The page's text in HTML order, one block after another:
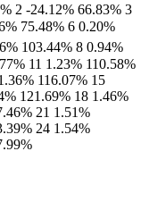
2 -24.12% 66.83% 3
75.48% 6 0.20%
103.44% 8 0.94%
11 1.23% 110.58%
116.07% 15
121.69% 18 1.46%
21 1.51%
24 1.54%